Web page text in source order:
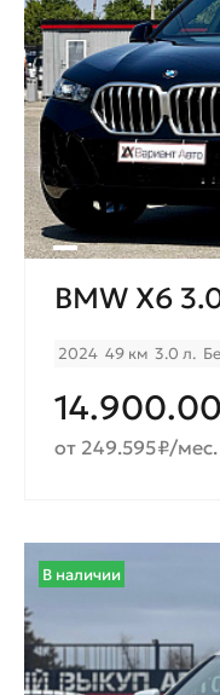
BMW X6
2024 49 км 3.0 л.
от 249.595₽/мес.
В наличии